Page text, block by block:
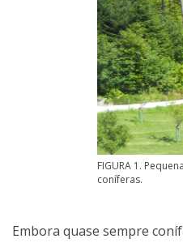
FIGURA 1.
coníferas.
Embora quase sempre